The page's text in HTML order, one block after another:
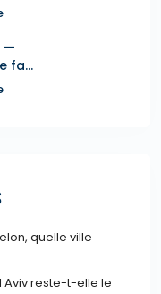
—
fa...
quelle ville
Aviv reste-t-elle le